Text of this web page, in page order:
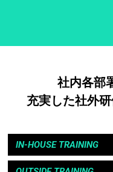
社内各部
充実した社外
IN-HOUSE TRAINING